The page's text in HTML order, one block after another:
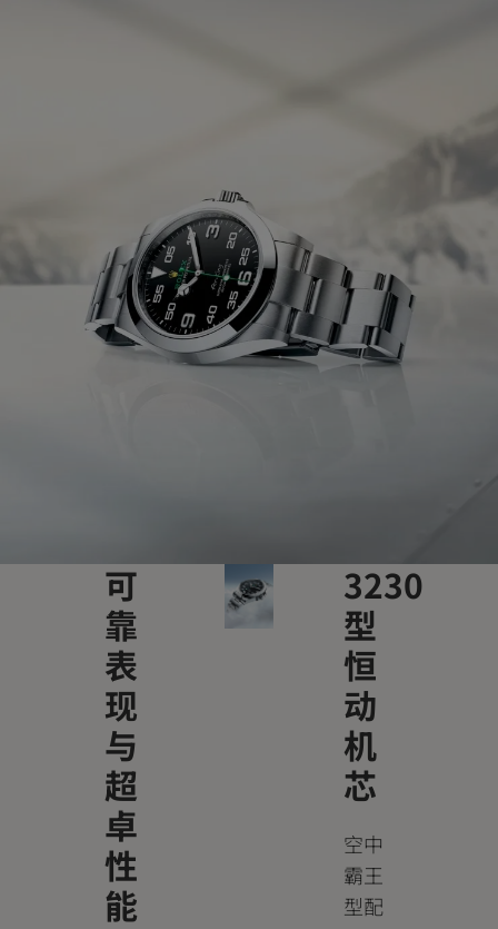
可
靠
表
现
与
超
卓
性
能
3230
型
恒
动
机
芯
空中
霸王
型配